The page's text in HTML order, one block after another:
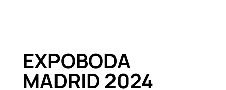
EXPOBODA
MADRID 2024